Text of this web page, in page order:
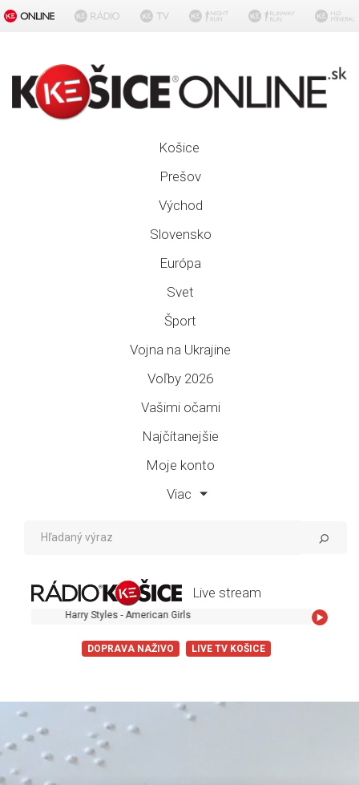
Košice
Prešov
Východ
Slovensko
Európa
Svet
Šport
Vojna na Ukrajine
Voľby 2026
Vašimi očami
Najčítanejšie
Moje konto
Viac
Live stream
Harry Styles - American Girls
DOPRAVA NAŽIVO LIVE TV KOŠICE